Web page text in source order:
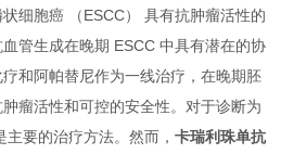
细胞癌 （ESCC） 具有抗肿瘤活性的
管生成在晚期 ESCC 中具有潜在的协
和阿帕替尼作为一线治疗，在晚期胚
瘤活性和可控的安全性。对于诊断为
要的治疗方法。然而， 卡瑞利珠单抗